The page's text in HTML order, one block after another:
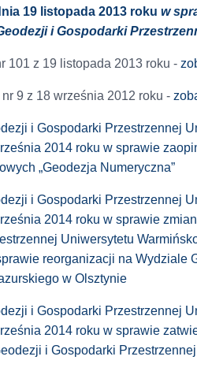
19 listopada 2013 rokuw
i Gospodarki
101 z 19 listopada 2013 roku -
9 z 18 września 2012 roku -
i Gospodarki Przestrzennej
2014 roku w sprawie
„Geodezja Numeryczna”
i Gospodarki Przestrzennej
2014 roku w sprawie
Uniwersytetu
reorganizacji na Wydziale
w Olsztynie
i Gospodarki Przestrzennej
2014 roku w sprawie
i Gospodarki